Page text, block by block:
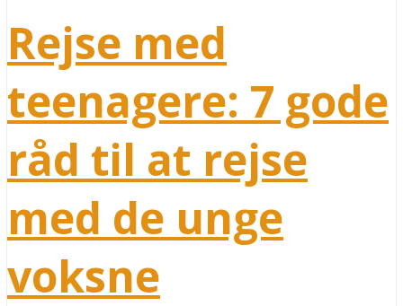
Rejse med
teenagere: 7 gode
råd til at rejse
med de unge
voksne